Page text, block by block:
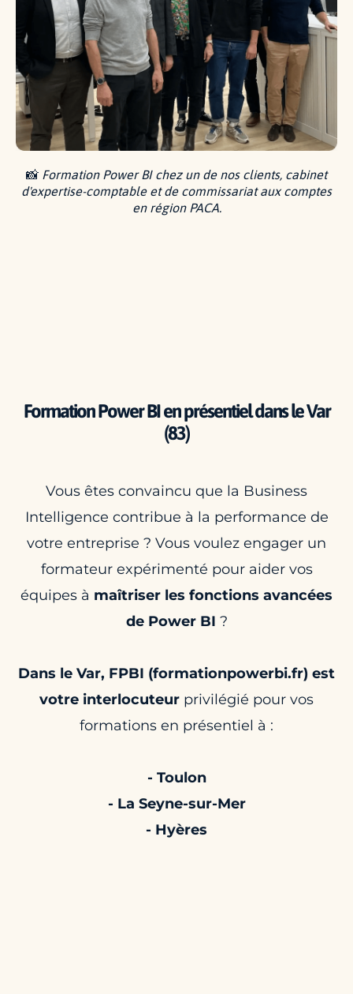
📸 Formation Power BI chez un de nos clients, cabinet
d'expertise-comptable et de commissariat aux comptes
en région PACA.
Formation Power BI en présentiel dans le Var
(83)
Vous êtes convaincu que la Business
Intelligence contribue à la performance de
votre entreprise ? Vous voulez engager un
formateur expérimenté pour aider vos
équipes à maîtriser les fonctions avancées
de Power BI ?
Dans le Var, FPBI (formationpowerbi.fr) est
votre interlocuteur privilégié pour vos
formations en présentiel à :
- Toulon
- La Seyne-sur-Mer
- Hyères